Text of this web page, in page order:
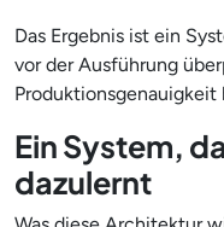
Das Ergebnis ist ein
vor der Ausführung
Produktionsgenauigkeit
Ein System,
dazulernt